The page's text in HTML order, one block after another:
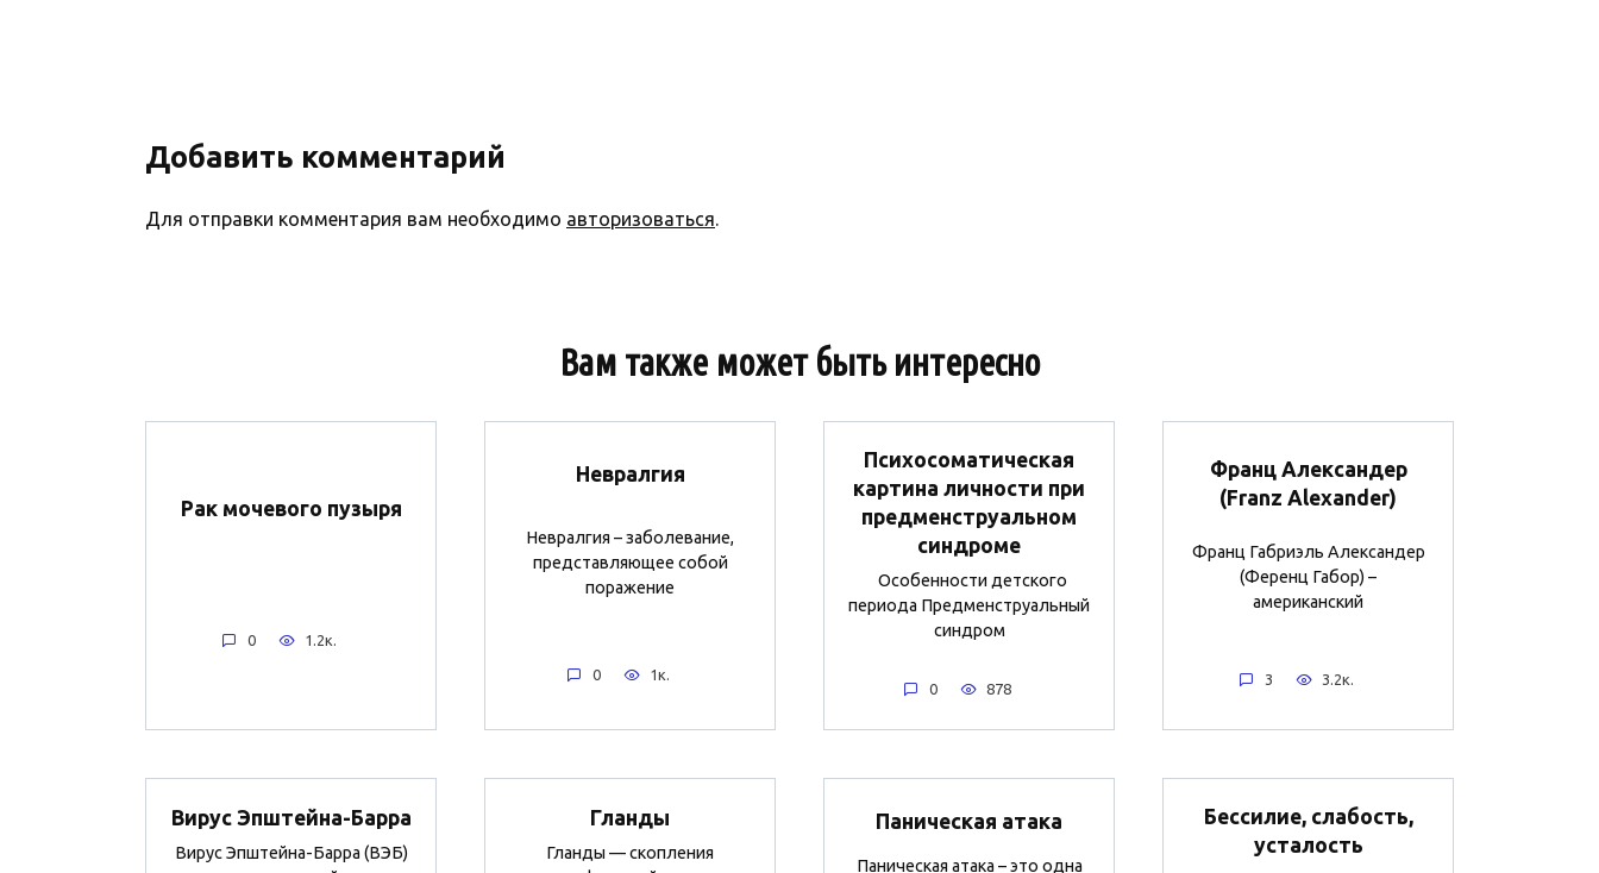
Добавить комментарий
Для отправки комментария вам необходимо авторизоваться.
Вам также может быть интересно
Рак мочевого пузыря
0 1.2к.
Невралгия
Невралгия – заболевание,
представляющее собой
поражение
0 1к.
Психосоматическая
картина личности при
предменструальном
синдроме
Особенности детского
периода Предменструальный
синдром
0 878
Франц Александер
(Franz Alexander)
Франц Габриэль Александер
(Ференц Габор) –
американский
3 3.2к.
Вирус Эпштейна-Барра
Вирус Эпштейна-Барра (ВЭБ)
Гланды
Гланды — скопления
Паническая атака
Паническая атака – это одна
Бессилие, слабость,
усталость